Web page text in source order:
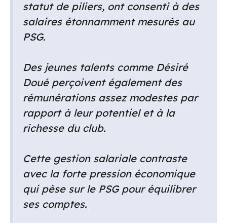
statut de piliers, ont consenti à des
salaires étonnamment mesurés au
PSG.
Des jeunes talents comme Désiré
Doué perçoivent également des
rémunérations assez modestes par
rapport à leur potentiel et à la
richesse du club.
Cette gestion salariale contraste
avec la forte pression économique
qui pèse sur le PSG pour équilibrer
ses comptes.